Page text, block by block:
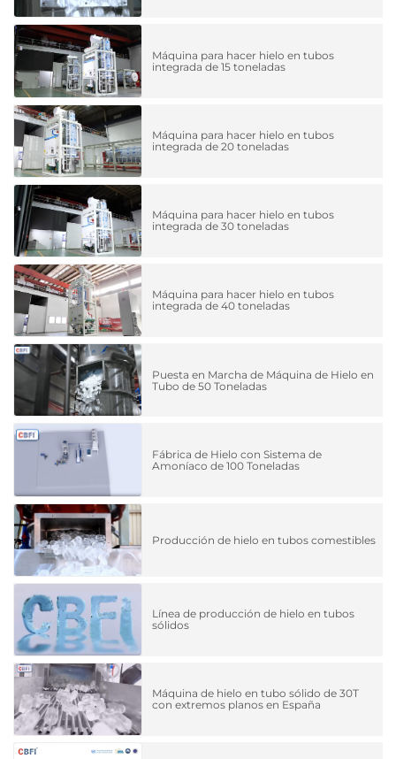
Máquina para hacer hielo en tubos
integrada de 15 toneladas
Máquina para hacer hielo en tubos
integrada de 20 toneladas
Máquina para hacer hielo en tubos
integrada de 30 toneladas
Máquina para hacer hielo en tubos
integrada de 40 toneladas
Puesta en Marcha de Máquina de Hielo en
Tubo de 50 Toneladas
Fábrica de Hielo con Sistema de
Amoníaco de 100 Toneladas
Producción de hielo en tubos comestibles
Línea de producción de hielo en tubos
sólidos
Máquina de hielo en tubo sólido de 30T
con extremos planos en España